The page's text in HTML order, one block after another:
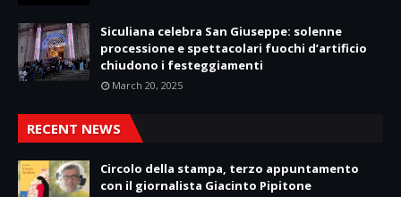
Siculiana celebra San Giuseppe: solenne
processione e spettacolari fuochi d’artificio
chiudono i festeggiamenti
March 20, 2025
RECENT NEWS
Circolo della stampa, terzo appuntamento
con il giornalista Giacinto Pipitone